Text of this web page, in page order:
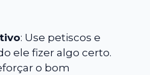
: Use petiscos e
ele fizer algo certo.
o bom